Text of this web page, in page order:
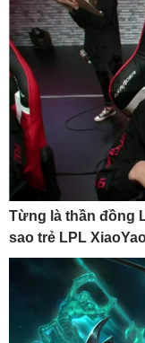
Từng là thần đồng
sao trẻ LPL